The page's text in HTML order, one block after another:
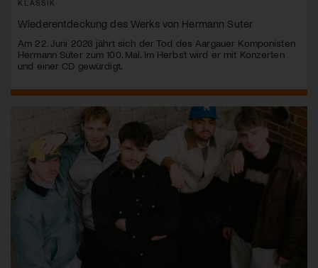
KLASSIK
Wiederentdeckung des Werks von Hermann Suter
Am 22. Juni 2026 jährt sich der Tod des Aargauer Komponisten
Hermann Suter zum 100. Mal. Im Herbst wird er mit Konzerten
und einer CD gewürdigt.